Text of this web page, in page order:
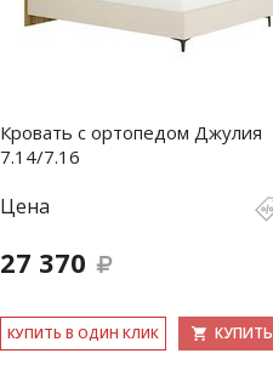
Кровать с ортопедом Джулия
7.14/7.16
Цена
27 370
КУ­ПИТЬ В ОДИН КЛИК КУПИТЬ